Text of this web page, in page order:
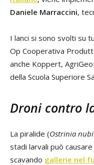
Daniele Marraccini,
I lanci si sono svolti su
Op Cooperativa
anche Koppert,
della Scuola Superiore
Droni contro
La piralide (Ostrinia
stadi larvali può
scavando gallerie nel